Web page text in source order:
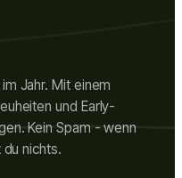
Jahr. Mit einem
und Early-
Kein Spam - wenn
nichts.